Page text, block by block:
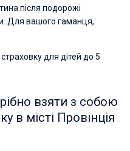
після подорожі
Для вашого гаманця,
для дітей до 5
взяти з собою
в місті Провінція